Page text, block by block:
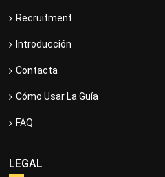
Recruitment
Introducción
Contacta
Cómo Usar La Guía
FAQ
LEGAL